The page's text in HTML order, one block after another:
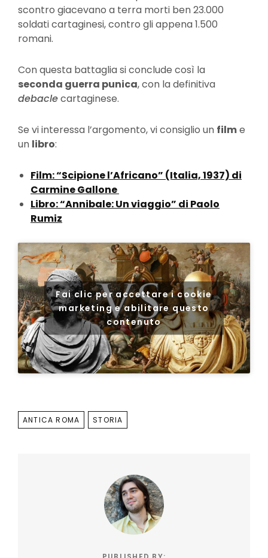
scontro giacevano a terra morti ben 23.000
soldati cartaginesi, contro gli appena 1.500
romani.
Con questa battaglia si conclude così la
seconda guerra punica, con la definitiva
debaclecartaginese.
Se vi interessa l’argomento, vi consiglio un filme
un libro:
Film: “Scipione l’Africano” (Italia, 1937) di
Carmine Gallone
Libro: “Annibale: Un viaggio” di Paolo
Rumiz
Fai clic per accettare i cookie
marketing e abilitare questo
contenuto
TAGS
ANTICA ROMA STORIA